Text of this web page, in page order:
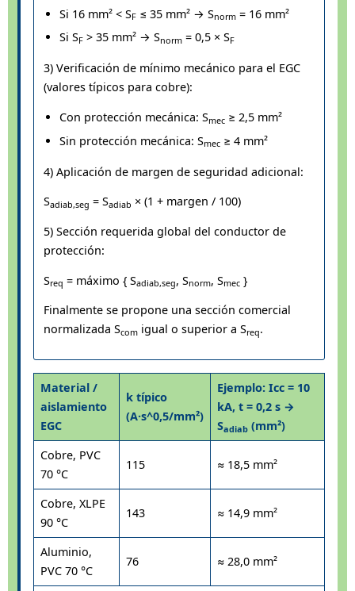
Si 16 mm² < SF ≤ 35 mm² → Snorm = 16 mm²
Si SF > 35 mm² → Snorm = 0,5 × SF
3) Verificación de mínimo mecánico para el EGC
(valores típicos para cobre):
Con protección mecánica: Smec ≥ 2,5 mm²
Sin protección mecánica: Smec ≥ 4 mm²
4) Aplicación de margen de seguridad adicional:
Sadiab,seg = Sadiab × (1 + margen / 100)
5) Sección requerida global del conductor de
protección:
Sreq = máximo { Sadiab,seg, Snorm, Smec }
Finalmente se propone una sección comercial
normalizada Scom igual o superior a Sreq.
Material /
aislamiento
EGC
k típico
(A·s^0,5/mm²)
Ejemplo: Icc = 10
kA, t = 0,2 s →
Sadiab (mm²)
Cobre, PVC
70 °C
115 ≈ 18,5 mm²
Cobre, XLPE
90 °C
143 ≈ 14,9 mm²
Aluminio,
PVC 70 °C
76 ≈ 28,0 mm²